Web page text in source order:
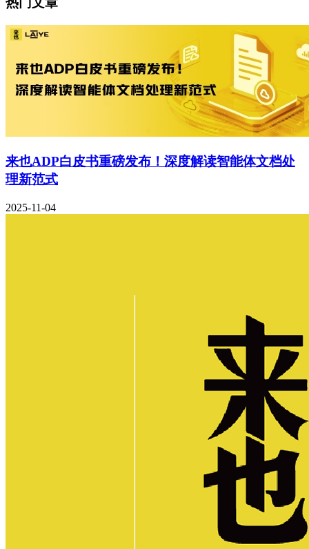
来也ADP白皮书重磅发布！深度解读智能体文档处
理新范式
2025-11-04